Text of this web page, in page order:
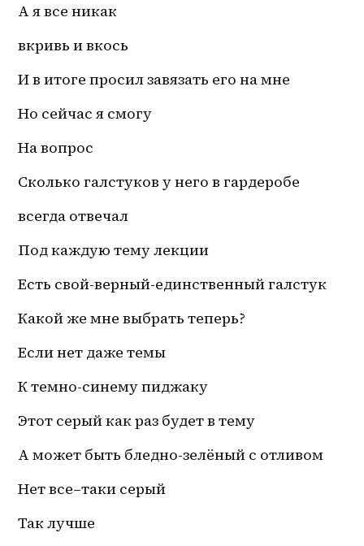
А я все никак
вкривь и вкось
И в итоге просил завязать его на мне
Но сейчас я смогу
На вопрос
Сколько галстуков у него в гардеробе
всегда отвечал
Под каждую тему лекции
Есть свой-верный-единственный галстук
Какой же мне выбрать теперь?
Если нет даже темы
К темно-синему пиджаку
Этот серый как раз будет в тему
А может быть бледно-зелёный с отливом
Нет все–таки серый
Так лучше